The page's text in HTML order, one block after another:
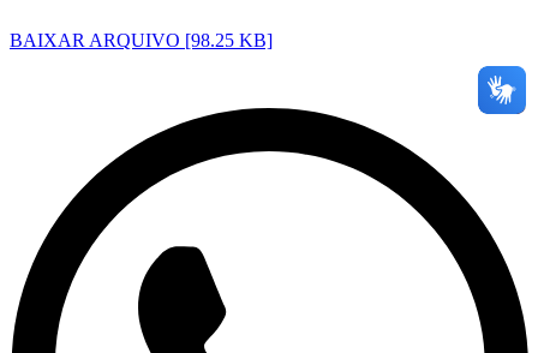
BAIXAR ARQUIVO [98.25 KB]